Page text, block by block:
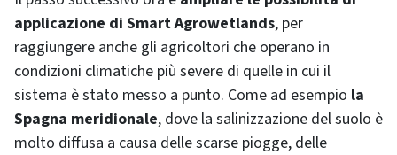
applicazione di Smart Agrowetlands, per
raggiungere anche gli agricoltori che operano in
condizioni climatiche più severe di quelle in cui il
sistema è stato messo a punto. Come ad esempio la
Spagna meridionale, dove la salinizzazione del suolo è
molto diffusa a causa delle scarse piogge, delle